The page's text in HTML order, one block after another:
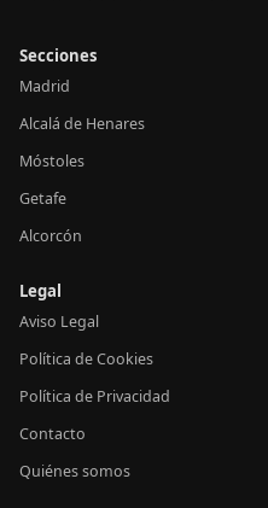
Secciones
Madrid
Alcalá de Henares
Móstoles
Getafe
Alcorcón
Legal
Aviso Legal
Política de Cookies
Política de Privacidad
Contacto
Quiénes somos